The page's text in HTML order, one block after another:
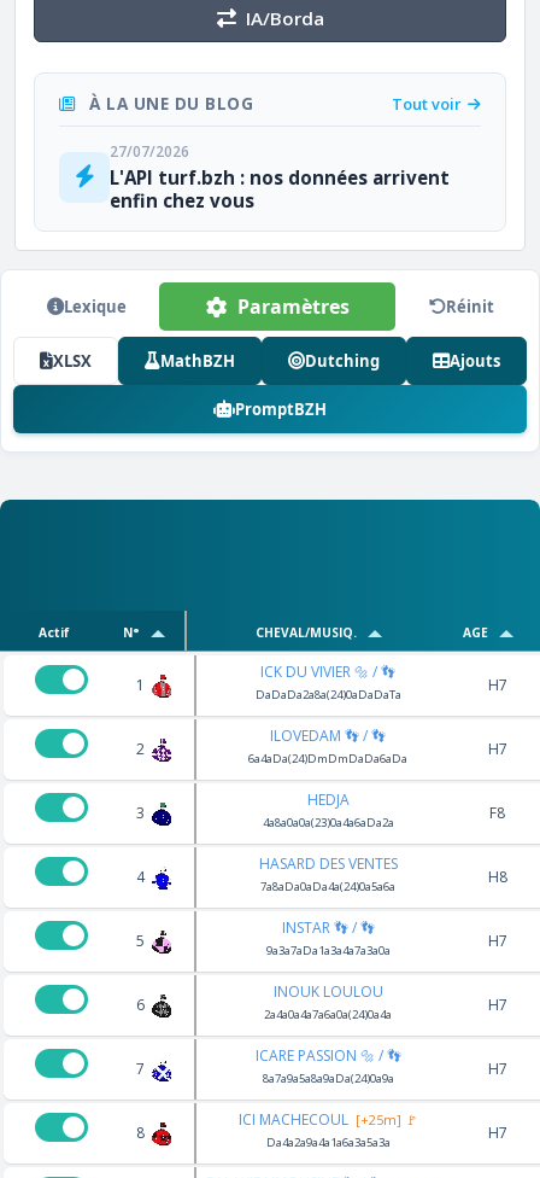
IA/Borda
À LA UNE DU BLOG Tout voir
27/07/2026
L'API turf.bzh : nos données arrivent
enfin chez vous
Lexique Paramètres Réinit
XLSX MathBZH Dutching Ajouts
PromptBZH
Actif N° CHEVAL/MUSIQ. AGE
1
ICK DU VIVIER 🔩 / 👣
DaDaDa2a8a(24)0aDaDaTa H7
2
ILOVEDAM 👣 / 👣
6a4aDa(24)DmDmDaDa6aDa H7
3
HEDJA
4a8a0a0a(23)0a4a6aDa2a F8
4
HASARD DES VENTES
7a8aDa0aDa4a(24)0a5a6a H8
5
INSTAR 👣 / 👣
9a3a7aDa1a3a4a7a3a0a H7
6
INOUK LOULOU
2a4a0a4a7a6a0a(24)0a4a H7
7
ICARE PASSION 🔩 / 👣
8a7a9a5a8a9aDa(24)0a9a H7
8
ICI MACHECOUL [+25m] 🚩
Da4a2a9a4a1a6a3a5a3a H7